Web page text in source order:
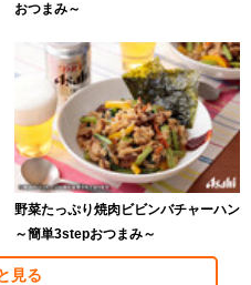
おつまみ～
野菜たっぷり焼肉ビビンバチャーハン
～簡単3stepおつまみ～
見る